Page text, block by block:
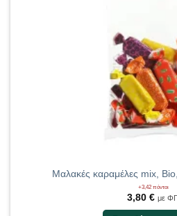
Μαλακές καραμέλες mix,
+3,42 πόντοι
3,80 € με